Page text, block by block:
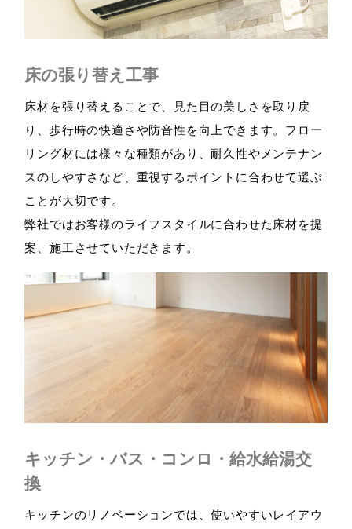
床の張り替え工事
床材を張り替えることで、見た目の美しさを取り戻
り、歩行時の快適さや防音性を向上できます。フロー
リング材には様々な種類があり、耐久性やメンテナン
スのしやすさなど、重視するポイントに合わせて選ぶ
ことが大切です。
弊社ではお客様のライフスタイルに合わせた床材を提
案、施工させていただきます。
キッチン・バス・コンロ・給水給湯交
換
キッチンのリノベーションでは、使いやすいレイアウ